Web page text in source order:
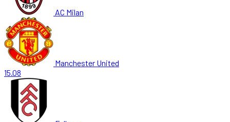
AC Milan
Manchester United
15.08